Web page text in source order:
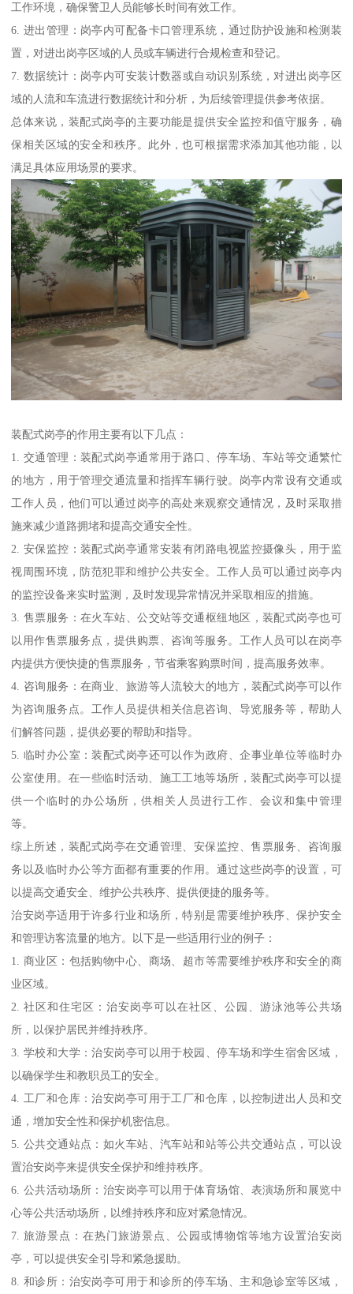
工作环境，确保警卫人员能够长时间有效工作。
6. 进出管理：岗亭内可配备卡口管理系统，通过防护设施和检测装
置，对进出岗亭区域的人员或车辆进行合规检查和登记。
7. 数据统计：岗亭内可安装计数器或自动识别系统，对进出岗亭区
域的人流和车流进行数据统计和分析，为后续管理提供参考依据。
总体来说，装配式岗亭的主要功能是提供安全监控和值守服务，确
保相关区域的安全和秩序。此外，也可根据需求添加其他功能，以
满足具体应用场景的要求。
装配式岗亭的作用主要有以下几点：
1. 交通管理：装配式岗亭通常用于路口、停车场、车站等交通繁忙
的地方，用于管理交通流量和指挥车辆行驶。岗亭内常设有交通或
工作人员，他们可以通过岗亭的高处来观察交通情况，及时采取措
施来减少道路拥堵和提高交通安全性。
2. 安保监控：装配式岗亭通常安装有闭路电视监控摄像头，用于监
视周围环境，防范犯罪和维护公共安全。工作人员可以通过岗亭内
的监控设备来实时监测，及时发现异常情况并采取相应的措施。
3. 售票服务：在火车站、公交站等交通枢纽地区，装配式岗亭也可
以用作售票服务点，提供购票、咨询等服务。工作人员可以在岗亭
内提供方便快捷的售票服务，节省乘客购票时间，提高服务效率。
4. 咨询服务：在商业、旅游等人流较大的地方，装配式岗亭可以作
为咨询服务点。工作人员提供相关信息咨询、导览服务等，帮助人
们解答问题，提供必要的帮助和指导。
5. 临时办公室：装配式岗亭还可以作为政府、企事业单位等临时办
公室使用。在一些临时活动、施工工地等场所，装配式岗亭可以提
供一个临时的办公场所，供相关人员进行工作、会议和集中管理
等。
综上所述，装配式岗亭在交通管理、安保监控、售票服务、咨询服
务以及临时办公等方面都有重要的作用。通过这些岗亭的设置，可
以提高交通安全、维护公共秩序、提供便捷的服务等。
治安岗亭适用于许多行业和场所，特别是需要维护秩序、保护安全
和管理访客流量的地方。以下是一些适用行业的例子：
1. 商业区：包括购物中心、商场、超市等需要维护秩序和安全的商
业区域。
2. 社区和住宅区：治安岗亭可以在社区、公园、游泳池等公共场
所，以保护居民并维持秩序。
3. 学校和大学：治安岗亭可以用于校园、停车场和学生宿舍区域，
以确保学生和教职员工的安全。
4. 工厂和仓库：治安岗亭可用于工厂和仓库，以控制进出人员和交
通，增加安全性和保护机密信息。
5. 公共交通站点：如火车站、汽车站和站等公共交通站点，可以设
置治安岗亭来提供安全保护和维持秩序。
6. 公共活动场所：治安岗亭可以用于体育场馆、表演场所和展览中
心等公共活动场所，以维持秩序和应对紧急情况。
7. 旅游景点：在热门旅游景点、公园或博物馆等地方设置治安岗
亭，可以提供安全引导和紧急援助。
8. 和诊所：治安岗亭可用于和诊所的停车场、主和急诊室等区域，